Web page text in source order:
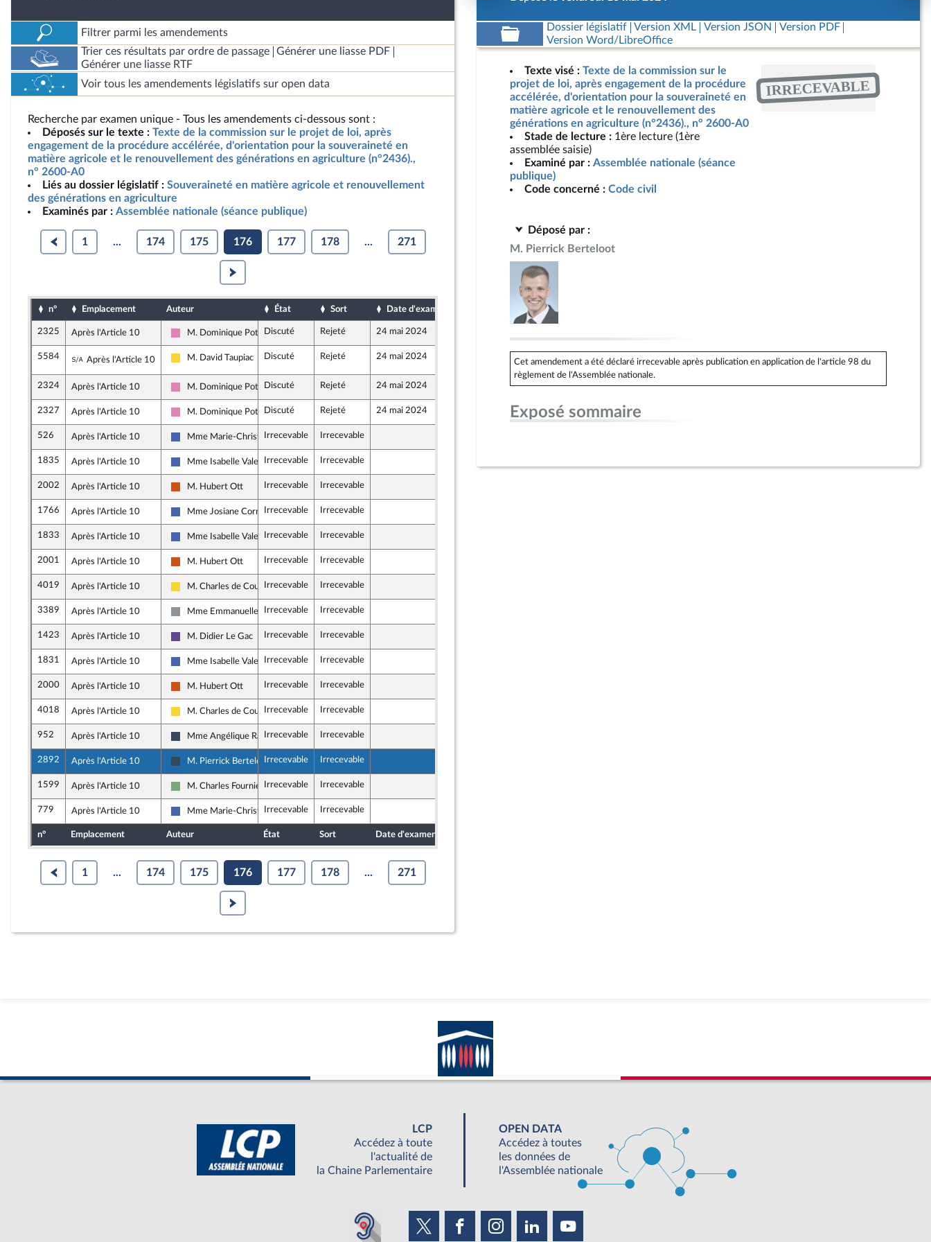
Filtrer parmi les amendements
Trier ces résultats par ordre de passage
Générer une liasse PDF
Générer une liasse RTF
Voir tous les amendements législatifs sur open data
Recherche par examen unique - Tous les amendements ci-dessous sont :
Déposés sur le texte : Texte de la commission sur le projet de loi, après
engagement de la procédure accélérée, d'orientation pour la souveraineté en
matière agricole et le renouvellement des générations en agriculture (n°2436).,
n° 2600-A0
Liés au dossier législatif : Souveraineté en matière agricole et renouvellement
des générations en agriculture
Examinés par : Assemblée nationale (séance publique)
1 ... 174 175 176 177 178 ... 271
n° Emplacement Auteur État Sort Date d'examen Date de dépôt
2325 Après l'Article 10
Socialistes et apparentés
M. Dominique PotierDiscuté Rejeté 24 mai 2024
5584 Sous-amendement de l'amendement n°2325
Après l'Article 10 Libertés, Indépendants, Outre-mer et Territoires
M. David Taupiac Discuté Rejeté 24 mai 2024
2324 Après l'Article 10
Socialistes et apparentés
M. Dominique PotierDiscuté Rejeté 24 mai 2024
2327 Après l'Article 10
Socialistes et apparentés
M. Dominique PotierDiscuté Rejeté 24 mai 2024
526 Après l'Article 10
Les Républicains
Mme Marie-Christine Dalloz
Irrecevable Irrecevable
1835 Après l'Article 10
Les Républicains
Mme Isabelle ValentinIrrecevable Irrecevable
2002 Après l'Article 10
Démocrate (MoDem et Indépendants)
M. Hubert Ott Irrecevable Irrecevable
1766 Après l'Article 10
Les Républicains
Mme Josiane CorneloupIrrecevable Irrecevable
1833 Après l'Article 10
Les Républicains
Mme Isabelle ValentinIrrecevable Irrecevable
2001 Après l'Article 10
Démocrate (MoDem et Indépendants)
M. Hubert Ott Irrecevable Irrecevable
4019 Après l'Article 10
Libertés, Indépendants, Outre-mer et Territoires
M. Charles de CoursonIrrecevable Irrecevable
3389 Après l'Article 10
Non inscrit
Mme Emmanuelle Ménard
Irrecevable Irrecevable
1423 Après l'Article 10
Renaissance
M. Didier Le Gac Irrecevable Irrecevable
1831 Après l'Article 10
Les Républicains
Mme Isabelle ValentinIrrecevable Irrecevable
2000 Après l'Article 10
Démocrate (MoDem et Indépendants)
M. Hubert Ott Irrecevable Irrecevable
4018 Après l'Article 10
Libertés, Indépendants, Outre-mer et Territoires
M. Charles de CoursonIrrecevable Irrecevable
952 Après l'Article 10
Rassemblement National
Mme Angélique RancIrrecevable Irrecevable
2892 Après l'Article 10
Rassemblement National
M. Pierrick BertelootIrrecevable Irrecevable
1599 Après l'Article 10
Écologiste - NUPES
M. Charles Fournier Irrecevable Irrecevable
779 Après l'Article 10
Les Républicains
Mme Marie-Christine Dalloz
Irrecevable Irrecevable
n° Emplacement Auteur État Sort Date d'examen
1 ... 174 175 176 177 178 ... 271
Dossier législatif Version XML Version JSON
Version PDF
Version Word/LibreOffice
Texte visé : Texte de la commission sur le
projet de loi, après engagement de la procédure
accélérée, d'orientation pour la souveraineté en
matière agricole et le renouvellement des
générations en agriculture (n°2436)., n° 2600-A0
Stade de lecture : 1ère lecture (1ère
assemblée saisie)
Examiné par : Assemblée nationale (séance
publique)
Code concerné : Code civil
IRRECEVABLE
Déposé par :
M. Pierrick Berteloot
Cet amendement a été déclaré irrecevable après publication en application de l'article 98 du
règlement de l'Assemblée nationale.
Exposé sommaire
LCP
Accédez à toute
l'actualité de
la Chaine Parlementaire
OPEN DATA
Accédez à toutes
les données de
l'Assemblée nationale